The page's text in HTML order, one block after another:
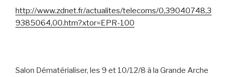
http://www.zdnet.fr/actualites/telecoms/0,39040748,3
9385064,00.htm?xtor=EPR-100
Salon Dématérialiser, les 9 et 10/12/8 à la Grande Arche